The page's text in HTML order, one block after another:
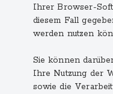
Ihrer Browser-
diesem Fall
werden nutzen
Sie können
Ihre Nutzung der
sowie die